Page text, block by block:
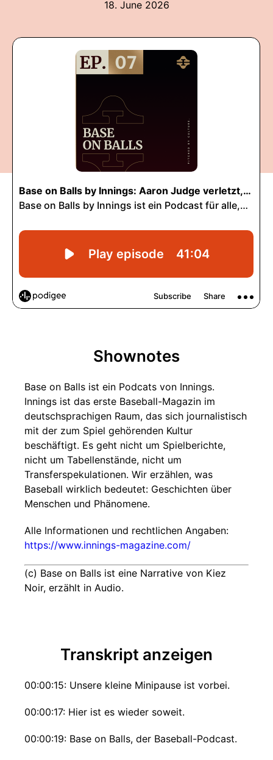
18. June 2026
Shownotes
Base on Balls ist ein Podcats von Innings.
Innings ist das erste Baseball-Magazin im
deutschsprachigen Raum, das sich journalistisch
mit der zum Spiel gehörenden Kultur
beschäftigt. Es geht nicht um Spielberichte,
nicht um Tabellenstände, nicht um
Transferspekulationen. Wir erzählen, was
Baseball wirklich bedeutet: Geschichten über
Menschen und Phänomene.
Alle Informationen und rechtlichen Angaben:
https://www.innings-magazine.com/
(c) Base on Balls ist eine Narrative von Kiez
Noir, erzählt in Audio.
Transkript anzeigen
00:00:15: Unsere kleine Minipause ist vorbei.
00:00:17: Hier ist es wieder soweit.
00:00:19: Base on Balls, der Baseball-Podcast.